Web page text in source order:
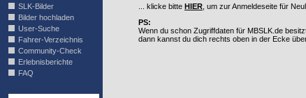
SLK-Bilder
Bilder hochladen
User-Suche
Fahrer-Verzeichnis
Community-Check
Erlebnisberichte
FAQ
... klicke bitte HIER , um zur Anmeldeseite für
PS:
Wenn du schon Zugriffdaten für MBSLK.de
dann kannst du dich rechts oben in der Ecke